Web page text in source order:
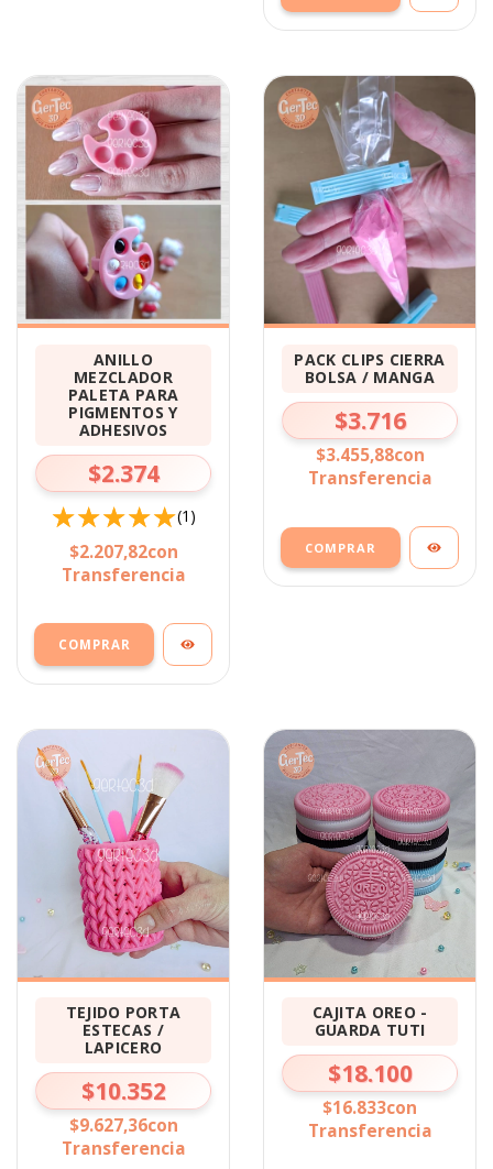
ANILLO
MEZCLADOR
PALETA PARA
PIGMENTOS Y
ADHESIVOS
$2.374
(1)
$2.207,82con
Transferencia
PACK CLIPS CIERRA
BOLSA / MANGA
$3.716
$3.455,88con
Transferencia
COMPRAR
TEJIDO PORTA
ESTECAS /
LAPICERO
$10.352
$9.627,36con
Transferencia
CAJITA OREO -
GUARDA TUTI
$18.100
$16.833con
Transferencia